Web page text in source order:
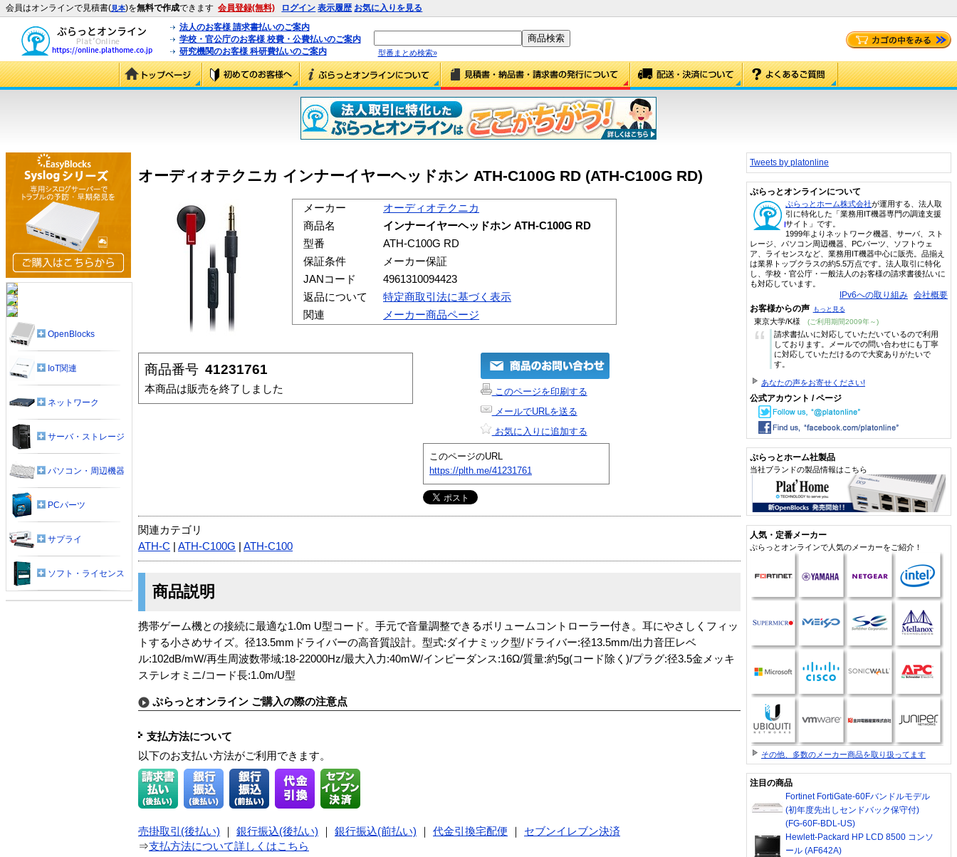
会員はオンラインで見積書(見本)を無料で作成できます 会員登録(無料) ログイン 表示履歴 お気に入りを見る
法人のお客様 請求書払いのご案内
学校・官公庁のお客様 校費・公費払いのご案内
研究機関のお客様 科研費払いのご案内
型番まとめ検索»
オーディオテクニカ インナーイヤーヘッドホン ATH-C100G RD (ATH-C100G RD)
メーカー
オーディオテクニカ
商品名
インナーイヤーヘッドホン ATH-C100G RD
型番
ATH-C100G RD
保証条件
メーカー保証
JANコード
4961310094423
返品について
特定商取引法に基づく表示
関連
メーカー商品ページ
商品番号 41231761
本商品は販売を終了しました
このページを印刷する
メールでURLを送る
お気に入りに追加する
このページのURL
https://plth.me/41231761
関連カテゴリ
ATH-C
ATH-C100G ATH-C100
商品説明
携帯ゲーム機との接続に最適な1.0m U型コード。手元で音量調整できるボリュームコントローラー付き。耳にやさしくフィッ
トする小さめサイズ。径13.5mmドライバーの高音質設計。型式:ダイナミック型/ドライバー:径13.5mm/出力音圧レベ
ル:102dB/mW/再生周波数帯域:18-22000Hz/最大入力:40mW/インピーダンス:16Ω/質量:約5g(コード除く)/プラグ:径3.5金メッキ
ステレオミニ/コード長:1.0m/U型
ぷらっとオンライン ご購入の際の注意点
支払方法について
以下のお支払い方法がご利用できます。
売掛取引(後払い) 銀行振込(後払い) 銀行振込(前払い) 代金引換宅配便
セブンイレブン決済
⇒支払方法について詳しくはこちら
OpenBlocks
IoT関連
ネットワーク
サーバ・ストレージ
パソコン・周辺機器
PCパーツ
サプライ
ソフト・ライセンス
Tweets by platonline
ぷらっとオンラインについて
ぷらっとホーム株式会社が運用する、法人取
引に特化した「業務用IT機器専門の調達支援
サイト」です。
1999年よりネットワーク機器、サーバ、スト
レージ、パソコン周辺機器、PCパーツ、ソフトウェ
ア、ライセンスなど、業務用IT機器中心に販売。品揃え
は業界トップクラスの約5.5万点です。法人取引に特化
し、学校・官公庁・一般法人のお客様の請求書後払いに
も対応しています。
IPv6への取り組み 会社概要
お客様からの声 もっと見る
東京大学/K様 (ご利用期間2009年～)
“
請求書払いに対応していただいているので利用
しております。メールでの問い合わせにも丁寧
に対応していただけるので大変ありがたいで
す。
あなたの声をお寄せください!
公式アカウント / ページ
ぷらっとホーム社製品
当社ブランドの製品情報はこちら
人気・定番メーカー
ぷらっとオンラインで人気のメーカーをご紹介！
その他、多数のメーカー商品を取り扱ってます
注目の商品
Fortinet FortiGate-60Fバンドルモデル
(初年度先出しセンドバック保守付)
(FG-60F-BDL-US)
Hewlett-Packard HP LCD 8500 コンソ
ール (AF642A)